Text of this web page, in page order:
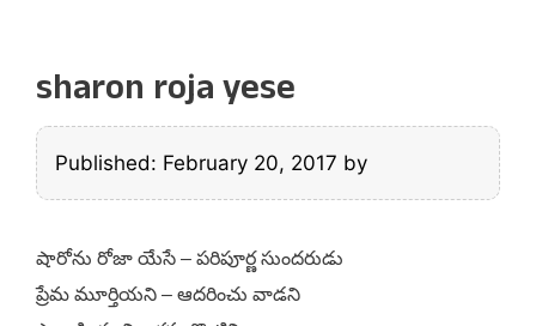
sharon roja yese
Published: February 20, 2017 by
షారోను రోజా యేసే – పరిపూర్ణ సుందరుడు
ప్రేమ మూర్తియని – ఆదరించు వాడని